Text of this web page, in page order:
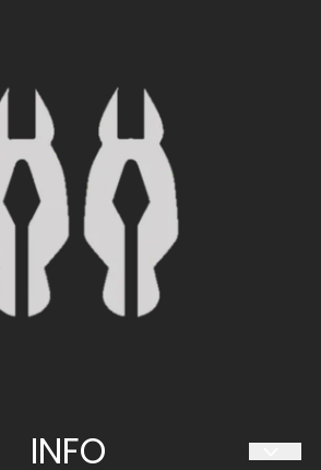
Org. nr. 997 094 034
Tlf: 480 60 063
sorlandet@hestiia.no
INFO